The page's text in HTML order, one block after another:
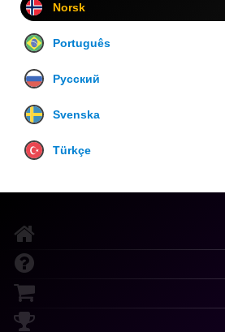
Norsk
Português
Русский
Svenska
Türkçe